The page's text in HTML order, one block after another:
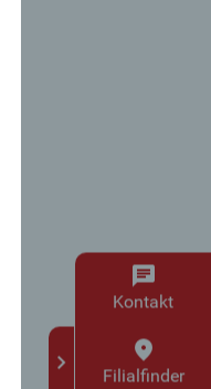
Kontakt
Filialfinder